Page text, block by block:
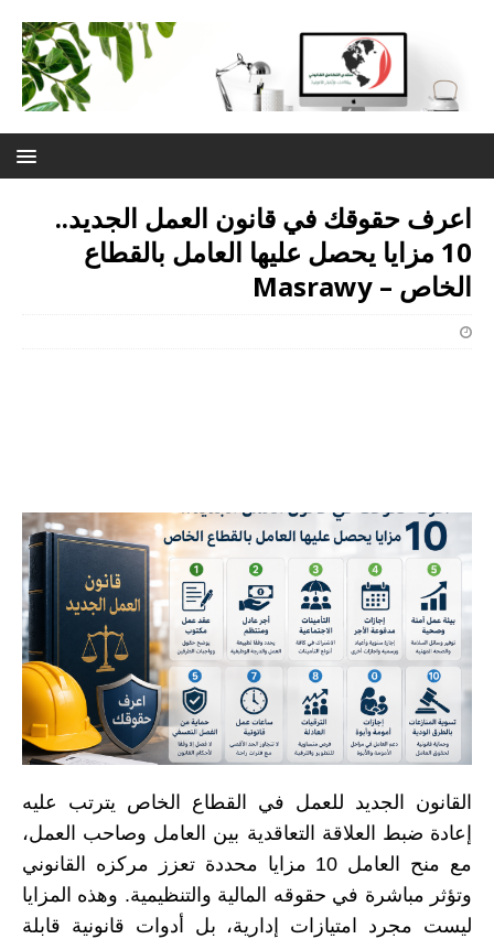
اعرف حقوقك في قانون العمل الجديد..
10 مزايا يحصل عليها العامل بالقطاع
الخاص – Masrawy
القانون الجديد للعمل في القطاع الخاص يترتب عليه
إعادة ضبط العلاقة التعاقدية بين العامل وصاحب العمل،
مع منح العامل 10 مزايا محددة تعزز مركزه القانوني
وتؤثر مباشرة في حقوقه المالية والتنظيمية. وهذه المزايا
ليست مجرد امتيازات إدارية، بل أدوات قانونية قابلة